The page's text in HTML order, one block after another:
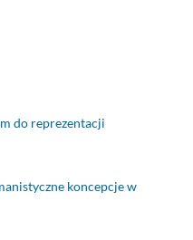
do reprezentacji
koncepcje w